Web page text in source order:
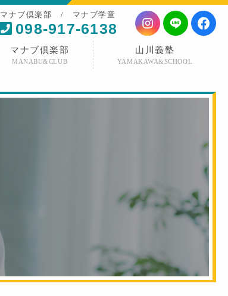
マナブ倶楽部 / マナブ学童
098-917-6138
マナブ倶楽部
MANABU&CLUB
山川義塾
YAMAKAWA&SCHOOL